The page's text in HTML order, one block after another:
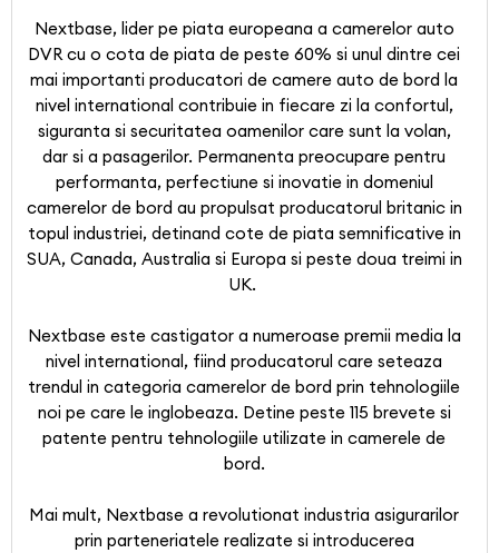
Nextbase, lider pe piata europeana a camerelor auto
DVR cu o cota de piata de peste 60% si unul dintre cei
mai importanti producatori de camere auto de bord la
nivel international contribuie in fiecare zi la confortul,
siguranta si securitatea oamenilor care sunt la volan,
dar si a pasagerilor. Permanenta preocupare pentru
performanta, perfectiune si inovatie in domeniul
camerelor de bord au propulsat producatorul britanic in
topul industriei, detinand cote de piata semnificative in
SUA, Canada, Australia si Europa si peste doua treimi in
UK.
Nextbase este castigator a numeroase premii media la
nivel international, fiind producatorul care seteaza
trendul in categoria camerelor de bord prin tehnologiile
noi pe care le inglobeaza. Detine peste 115 brevete si
patente pentru tehnologiile utilizate in camerele de
bord.
Mai mult, Nextbase a revolutionat industria asigurarilor
prin parteneriatele realizate si introducerea